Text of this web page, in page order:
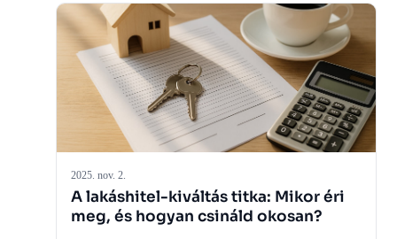
hitelkiváltás, és mikor jobb inkább kivárni vagy más
megoldást választani.
2025. nov. 2.
A lakáshitel-kiváltás titka: Mikor éri
meg, és hogyan csináld okosan?